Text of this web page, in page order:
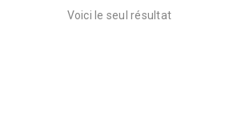
Voici le seul résultat